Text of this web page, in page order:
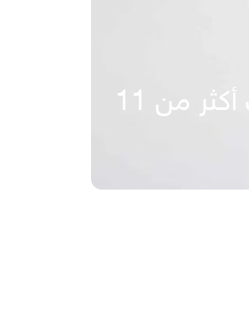
سمو أمير القصيم يضع حجر الأساس لمستشفى الصحة النفسية بتكلفة بلغت أكثر من 11